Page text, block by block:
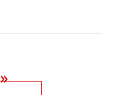
»Siguiente